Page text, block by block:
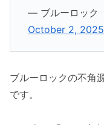
— ブルーロック
October 2, 2025
ブルーロックの不角
です。